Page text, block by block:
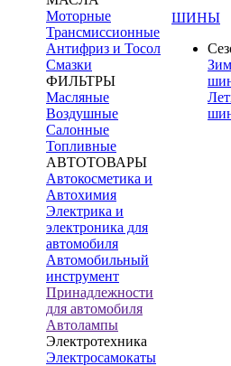
Моторные
Трансмиссионные
Антифриз и Тосол
Смазки
ФИЛЬТРЫ
Масляные
Воздушные
Салонные
Топливные
АВТОТОВАРЫ
Автокосметика и
Автохимия
Электрика и
электроника для
автомобиля
Автомобильный
инструмент
Принадлежности
для автомобиля
Автолампы
Электротехника
Электросамокаты
ШИНЫ